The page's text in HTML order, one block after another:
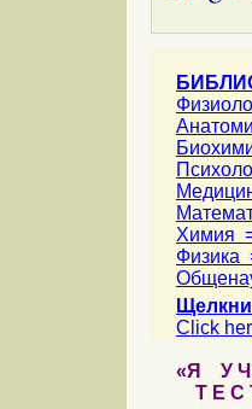
Химия
Физика
Click
«Я У Ч
Т Е С